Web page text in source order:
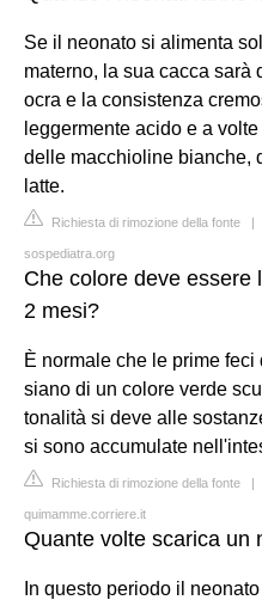
Se il neonato si alimenta
materno, la sua cacca
ocra e la consistenza
leggermente acido e a
delle macchioline bianche,
latte.
Richiesta di rimozione della fonte |
sospediatra.org
Che colore deve essere
2 mesi?
È normale che le prime
siano di un colore verde
tonalità si deve alle
si sono accumulate
Richiesta di rimozione della fonte |
quimamme.corriere.it
Quante volte scarica un
In questo periodo il